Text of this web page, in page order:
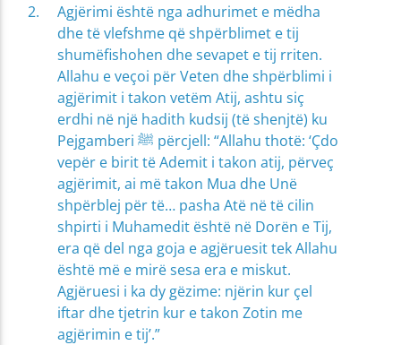
Agjërimi është nga adhurimet e mëdha
dhe të vlefshme që shpërblimet e tij
shumëfishohen dhe sevapet e tij rriten.
Allahu e veçoi për Veten dhe shpërblimi i
agjërimit i takon vetëm Atij, ashtu siç
erdhi në një hadith kudsij (të shenjtë) ku
Pejgamberi ﷺ përcjell: “Allahu thotë: ‘Çdo
vepër e birit të Ademit i takon atij, përveç
agjërimit, ai më takon Mua dhe Unë
shpërblej për të… pasha Atë në të cilin
shpirti i Muhamedit është në Dorën e Tij,
era që del nga goja e agjëruesit tek Allahu
është më e mirë sesa era e miskut.
Agjëruesi i ka dy gëzime: njërin kur çel
iftar dhe tjetrin kur e takon Zotin me
agjërimin e tij’.”